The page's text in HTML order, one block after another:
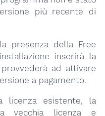
più recente di
presenza della Free
inserirà la
ad attivare
a pagamento.
esistente, la
vecchia licenza e